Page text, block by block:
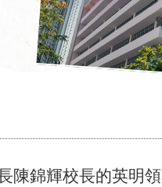
陳錦輝校長的英明